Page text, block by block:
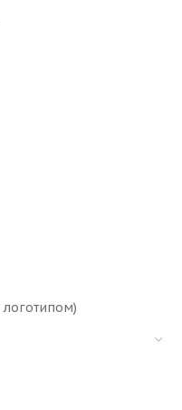
логотипом)